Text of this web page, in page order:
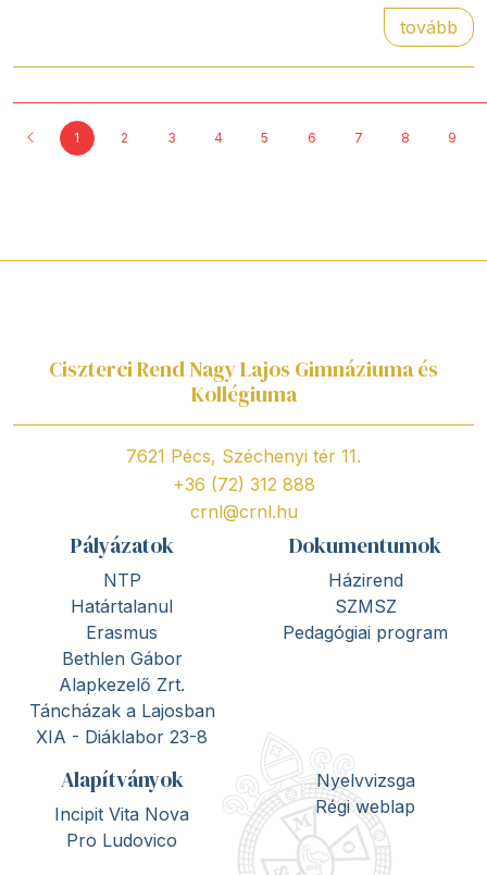
tovább
1 2 3 4 5 6 7 8 9
Ciszterci Rend Nagy Lajos Gimnáziuma és
Kollégiuma
7621 Pécs, Széchenyi tér 11.
+36 (72) 312 888
crnl@crnl.hu
Pályázatok
NTP
Határtalanul
Erasmus
Bethlen Gábor
Alapkezelő Zrt.
Táncházak a Lajosban
XIA - Diáklabor 23-8
Dokumentumok
Házirend
SZMSZ
Pedagógiai program
Alapítványok
Incipit Vita Nova
Pro Ludovico
Nyelvvizsga
Régi weblap